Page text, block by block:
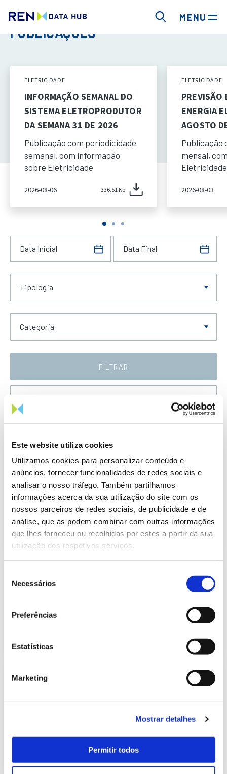
Este website utiliza cookies
Utilizamos cookies para personalizar conteúdo e
anúncios, fornecer funcionalidades de redes sociais e
analisar o nosso tráfego. Também partilhamos
informações acerca da sua utilização do site com os
nossos parceiros de redes sociais, de publicidade e de
análise, que as podem combinar com outras informações
que lhes forneceu ou recolhidas por estes a partir da sua
utilização dos respetivos serviços.
Necessários
Preferências
Estatísticas
Marketing
Mostrar detalhes
Permitir todos
MENU
PUBLICAÇÕES
ELETRICIDADE
INFORMAÇÃO SEMANAL DO
SISTEMA ELETROPRODUTOR
DA SEMANA 31 DE 2026
Publicação com periodicidade
semanal, com informação
sobre Eletricidade
2026-08-06 336.51 Kb
ELETRICIDADE
PREVISÃO
ENERGIA
AGOSTO
Publicação
mensal,
Eletricidade
2026-08-03
Tipologia
Categoria
FILTRAR
633.62 Kb
Informação Semanal do Sistema
Eletroprodutor da semana 43 de
2022
Publicação com periodicidade semanal, com
informação sobre Eletricidade
2022-10-31 Eletricidade
415.95 Kb
Elétrica de novembro de 2022
Publicação com periodicidade mensal, com
informação sobre Eletricidade
Eletricidade